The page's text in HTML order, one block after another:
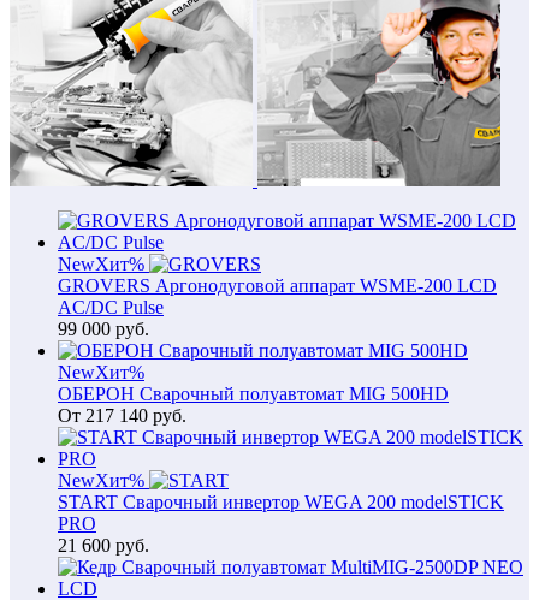
NewХит%
GROVERS Аргонодуговой аппарат WSME-200 LCD
AC/DC Pulse
99 000 руб.
NewХит%
ОБЕРОН Сварочный полуавтомат MIG 500HD
От 217 140 руб.
NewХит%
START Сварочный инвертор WEGA 200 modelSTICK
PRO
21 600 руб.